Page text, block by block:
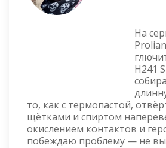
На
H241
то, как с термопастой,
щётками и спиртом
окислением контактов и
побеждаю проблему — не